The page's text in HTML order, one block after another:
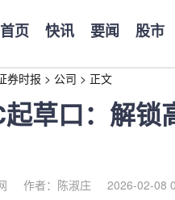
首页 快讯 要闻 股市
券时报 > 公司 > 正文
草口：解锁
作者：陈淑庄 2026-02-08